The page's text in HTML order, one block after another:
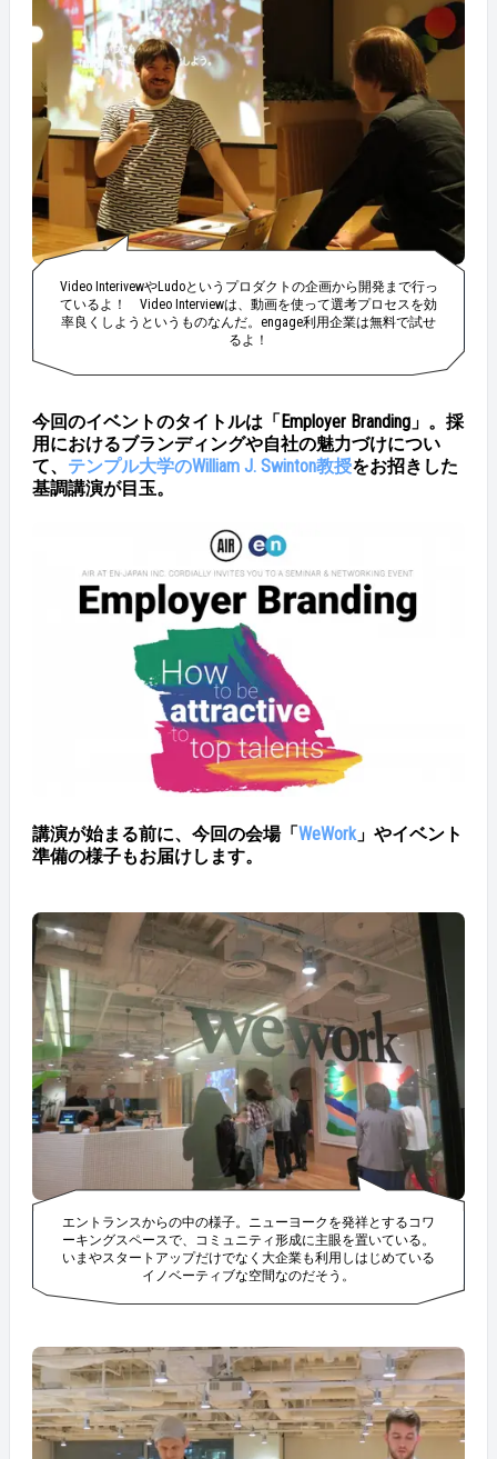
Video InterivewやLudoというプロダクトの企画から開発まで行っ
ているよ！ Video Interviewは、動画を使って選考プロセスを効
率良くしようというものなんだ。engage利用企業は無料で試せ
るよ！
今回のイベントのタイトルは「Employer Branding」。採
用におけるブランディングや自社の魅力づけについ
て、 テンプル大学のWilliam J. Swinton教授をお招きした
基調講演が目玉。
講演が始まる前に、今回の会場「 WeWork」やイベント
準備の様子もお届けします。
エントランスからの中の様子。ニューヨークを発祥とするコワ
ーキングスペースで、コミュニティ形成に主眼を置いている。
いまやスタートアップだけでなく大企業も利用しはじめている
イノベーティブな空間なのだそう。